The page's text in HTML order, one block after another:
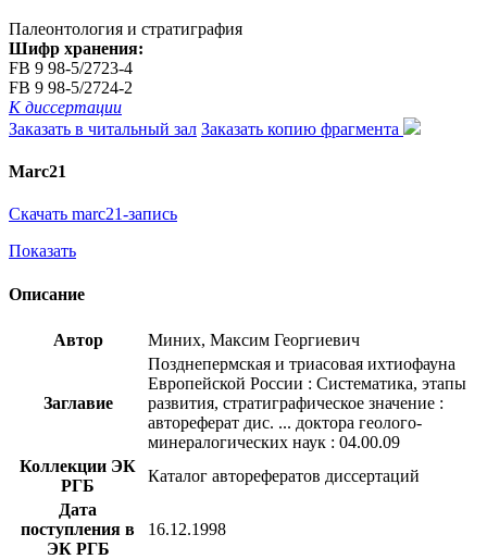
Палеонтология и стратиграфия
Шифр хранения:
FB 9 98-5/2723-4
FB 9 98-5/2724-2
К диссертации
Заказать в читальный зал Заказать копию фрагмента
Marc21
Скачать marc21-запись
Показать
Описание
Автор Миних, Максим Георгиевич
Заглавие
Позднепермская и триасовая ихтиофауна
Европейской России : Систематика, этапы
развития, стратиграфическое значение :
автореферат дис. ... доктора геолого-
минералогических наук : 04.00.09
Коллекции ЭК
РГБ
Каталог авторефератов диссертаций
Дата
поступления в
ЭК РГБ
16.12.1998